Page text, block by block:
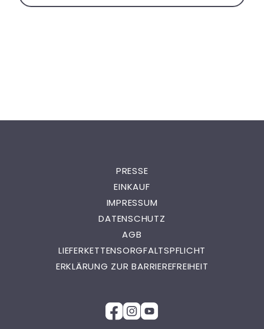
PRESSE
EINKAUF
IMPRESSUM
DATENSCHUTZ
AGB
LIEFERKETTENSORGFALTSPFLICHT
ERKLÄRUNG ZUR BARRIEREFREIHEIT